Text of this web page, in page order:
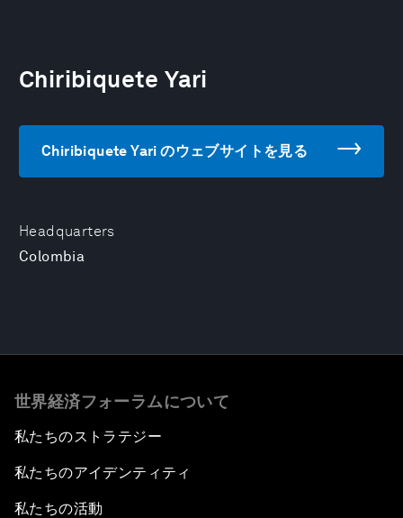
Headquarters
Colombia
Chiribiquete Yari
Chiribiquete Yari のウェブサイトを見る
世界経済フォーラムについて
私たちのストラテジー
私たちのアイデンティティ
私たちの活動